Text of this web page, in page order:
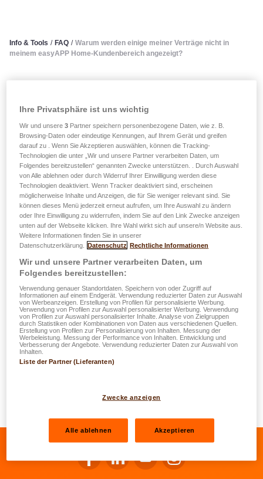
Info & Tools / FAQ / Warum werden einige meiner Verträge nicht in
meinem easyAPP Home-Kundenbereich angezeigt?
Verträge nicht in meinem
easyAPP Home-
Kundenbereich angezeigt?
Aktuell werden in easyAPP Home folgende
Versicherungsverträge angezeigt:
Im Bereich Nichtlebensversicherung: easyPROTECT,
easyPROTECT Pro (nur für natürliche Personen),
Haftpflicht-/Unfallversicherungen und die Versicherungen
im Bereich Sorgenfreier Urlaub.
Im Bereich Lebensversicherung: alle Arten von Verträgen
werden angezeigt, ausgenommen Verträge in der
Leistungsphase.
DKV-Verträge: Krankenversicherungsverträge, bei denen
Zum Facebook von LALUX gehen
Zum LinkedIn von LALUX gehen
Zum YouTube von LALUX
Zum Instagram von
Ihre Privatsphäre ist uns wichtig
Wir und unsere3 Partner speichern personenbezogene Daten, wie z. B.
Browsing-Daten oder eindeutige Kennungen, auf Ihrem Gerät und greifen
darauf zu . Wenn Sie Akzeptieren auswählen, können die Tracking-
Technologien die unter „Wir und unsere Partner verarbeiten Daten, um
Folgendes bereitzustellen“ genannten Zwecke unterstützen. . Durch Auswahl
von Alle ablehnen oder durch Widerruf Ihrer Einwilligung werden diese
Technologien deaktiviert. Wenn Tracker deaktiviert sind, erscheinen
möglicherweise Inhalte und Anzeigen, die für Sie weniger relevant sind. Sie
können dieses Menü jederzeit erneut aufrufen, um Ihre Auswahl zu ändern
oder Ihre Einwilligung zu widerrufen, indem Sie auf den Link Zwecke anzeigen
unten auf der Webseite klicken. Ihre Wahl wirkt sich auf unsere/n Website aus.
Weitere Informationen finden Sie in unserer
Datenschutzerklärung.
Datenschutz Rechtliche Informationen
Wir und unsere Partner verarbeiten Daten, um
Folgendes bereitzustellen:
Verwendung genauer Standortdaten. Speichern von oder Zugriff auf
Informationen auf einem Endgerät. Verwendung reduzierter Daten zur Auswahl
von Werbeanzeigen. Erstellung von Profilen für personalisierte Werbung.
Verwendung von Profilen zur Auswahl personalisierter Werbung. Verwendung
von Profilen zur Auswahl personalisierter Inhalte. Analyse von Zielgruppen
durch Statistiken oder Kombinationen von Daten aus verschiedenen Quellen.
Erstellung von Profilen zur Personalisierung von Inhalten. Messung der
Werbeleistung. Messung der Performance von Inhalten. Entwicklung und
Verbesserung der Angebote. Verwendung reduzierter Daten zur Auswahl von
Inhalten.
Liste der Partner (Lieferanten)
Zwecke anzeigen
Alle ablehnen Akzeptieren